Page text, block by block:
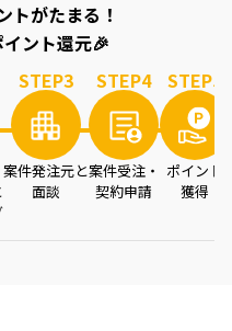
トがたまる！
ント還元🎉
STEP3
案件発注元と
面談
STEP4
案件受注・
契約申請
STEP5
ポイント
獲得